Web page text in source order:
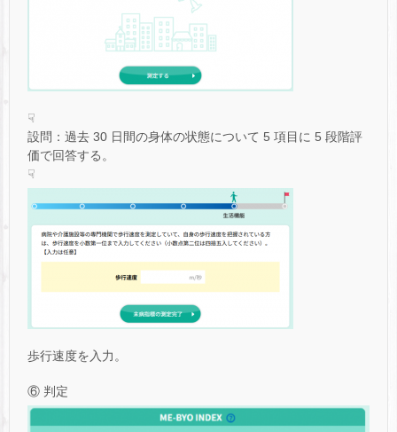
☟
設問：過去 30 日間の身体の状態について 5 項目に 5 段階評
価で回答する。
☟
歩行速度を入力。
⑥ 判定